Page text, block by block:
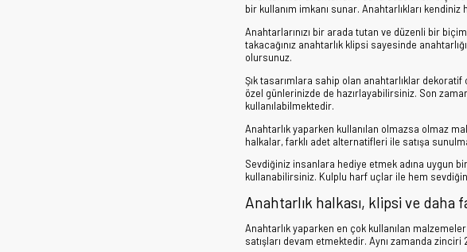
bir kullanım imkanı sunar. Anahtarlıkları
Anahtarlarınızı bir arada tutan ve düzenli bir
takacağınız anahtarlık klipsi sayesinde
olursunuz.
Şık tasarımlara sahip olan anahtarlıklar
özel günlerinizde de hazırlayabilirsiniz. Son
kullanılabilmektedir.
Anahtarlık yaparken kullanılan olmazsa olmaz
halkalar, farklı adet alternatifleri ile satışa
Sevdiğiniz insanlara hediye etmek adına uygun
kullanabilirsiniz. Kulplu harf uçlar ile hem
Anahtarlık halkası, klipsi ve daha
Anahtarlık yaparken en çok kullanılan
satışları devam etmektedir. Aynı zamanda